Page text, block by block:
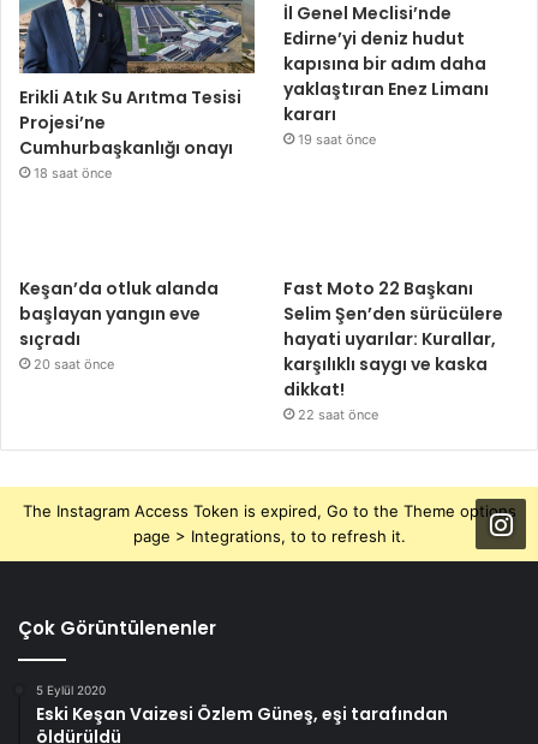
Erikli Atık Su Arıtma Tesisi
Projesi’ne
Cumhurbaşkanlığı onayı
18 saat önce
İl Genel Meclisi’nde
Edirne’yi deniz hudut
kapısına bir adım daha
yaklaştıran Enez Limanı
kararı
19 saat önce
Keşan’da otluk alanda
başlayan yangın eve
sıçradı
20 saat önce
Fast Moto 22 Başkanı
Selim Şen’den sürücülere
hayati uyarılar: Kurallar,
karşılıklı saygı ve kaska
dikkat!
22 saat önce
The Instagram Access Token is expired, Go to the Theme options
page > Integrations, to to refresh it.
Çok Görüntülenenler
5 Eylül 2020
Eski Keşan Vaizesi Özlem Güneş, eşi tarafından
öldürüldü